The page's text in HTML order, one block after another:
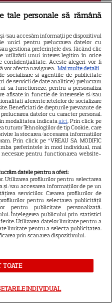
A purtat una dintre
o creațieBasil
un top tip bikini
și o fustă
ales o rochie roșie
CLOSE
tale personale să rămână
sau accesăm informații pe dispozitivul
unici pentru prelucrarea datelor cu
gestiona preferințele dvs. făcând clic
utilizării unui interes legitim în orice
confidențialitate. Aceste alegeri vor fi
vor afecta navigarea. Mai multe detalii
socializare si agentiile de publicitate
de servicii de date analitice) prelucram
sa functioneze, pentru a personaliza
afisate in functie de interesele si/sau
aferente retelelor de socializare
Beneficiati de drepturile prevazute de
datelor cu caracter personal.
modalitatea indicataaici. Prin click pe
tuturor Tehnologiilor de tip Cookie, care
la stocarea/accesarea informatiilor
Prin click pe “VREAU SA MODIFIC
preferintele in mod individual, mai
pentru functionarea website-
datele pentru a oferi:
Utilizarea profilurilor pentru selectarea
și/sau accesarea informațiilor de pe un
serviciilor. Crearea profilurilor de
pentru selectarea publicității
pentru publicitate personalizată.
Înțelegerea publicului prin statistici
Utilizarea datelor limitate pentru a
limitate pentru a selecta publicitatea.
prin scanarea dispozitivului.
TOATE
INDIVIDUAL